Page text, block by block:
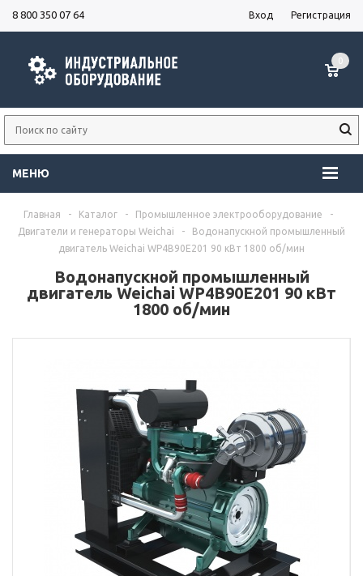
8 800 350 07 64 Вход Регистрация
МЕНЮ
0
Главная - Каталог - Промышленное электрооборудование
-
Двигатели и генераторы Weichai
-
Водонапускной промышленный
двигатель Weichai WP4B90E201 90 кВт 1800 об/мин
Водонапускной промышленный
двигатель Weichai WP4B90E201 90 кВт
1800 об/мин